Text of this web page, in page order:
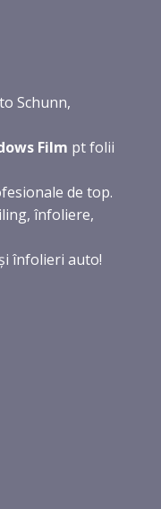
Schunn,
Film pt folii
de top.
înfoliere,
înfolieri auto!